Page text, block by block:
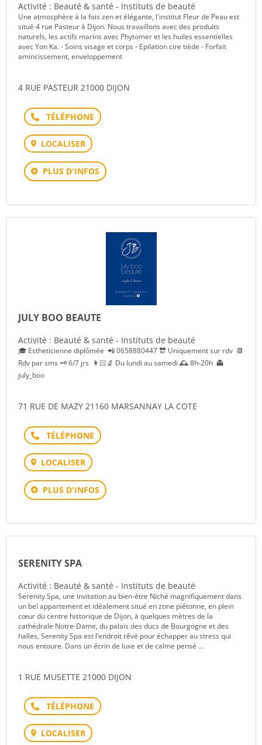
Activité : Beauté & santé - Instituts de beauté
Une atmosphère à la fois zen et élégante, l'institut Fleur de Peau est
situé 4 rue Pasteur à Dijon. Nous travaillons avec des produits
naturels, les actifs marins avec Phytomer et les huiles essentielles
avec Yon Ka. - Soins visage et corps - Epilation cire tiède - Forfait
amincissement, enveloppement
4 RUE PASTEUR 21000 DIJON
Téléphone
LOCALISER
PLUS D'INFOS
JULY BOO BEAUTE
Activité : Beauté & santé - Instituts de beauté
🎓 Estheticienne diplômée 📲 0658880447 🔛 Uniquement sur rdv 📆
Rdv par sms 🗝 6/7 jrs 👩🏻‍🔬 Du lundi au samedi 🕰 8h-20h 👻
july_boo
71 RUE DE MAZY 21160 MARSANNAY LA COTE
Téléphone
LOCALISER
PLUS D'INFOS
SERENITY SPA
Activité : Beauté & santé - Instituts de beauté
Serenity Spa, une invitation au bien-être Niché magnifiquement dans
un bel appartement et idéalement situé en zone piétonne, en plein
cœur du centre historique de Dijon, à quelques mètres de la
cathédrale Notre-Dame, du palais des ducs de Bourgogne et des
halles, Serenity Spa est l’endroit rêvé pour échapper au stress qui
nous entoure. Dans un écrin de luxe et de calme pensé ...
1 RUE MUSETTE 21000 DIJON
Téléphone
LOCALISER